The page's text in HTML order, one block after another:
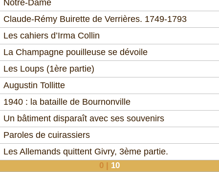
Notre-Dame
Claude-Rémy Buirette de Verrières. 1749-1793
Les cahiers d’Irma Collin
La Champagne pouilleuse se dévoile
Les Loups (1ère partie)
Augustin Tollitte
1940 : la bataille de Bournonville
Un bâtiment disparaît avec ses souvenirs
Paroles de cuirassiers
Les Allemands quittent Givry, 3ème partie.
0 | 10